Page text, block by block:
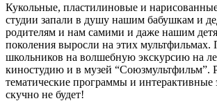
Кукольные, пластилиновые и
студии запали в душу нашим бабушкам и
родителям и нам самими и даже нашим
поколения выросли на этих мультфильмах.
школьников на волшебную экскурсию на
киностудию и в музей “Союзмультфильм”.
тематические программы и интерактивные
скучно не будет!